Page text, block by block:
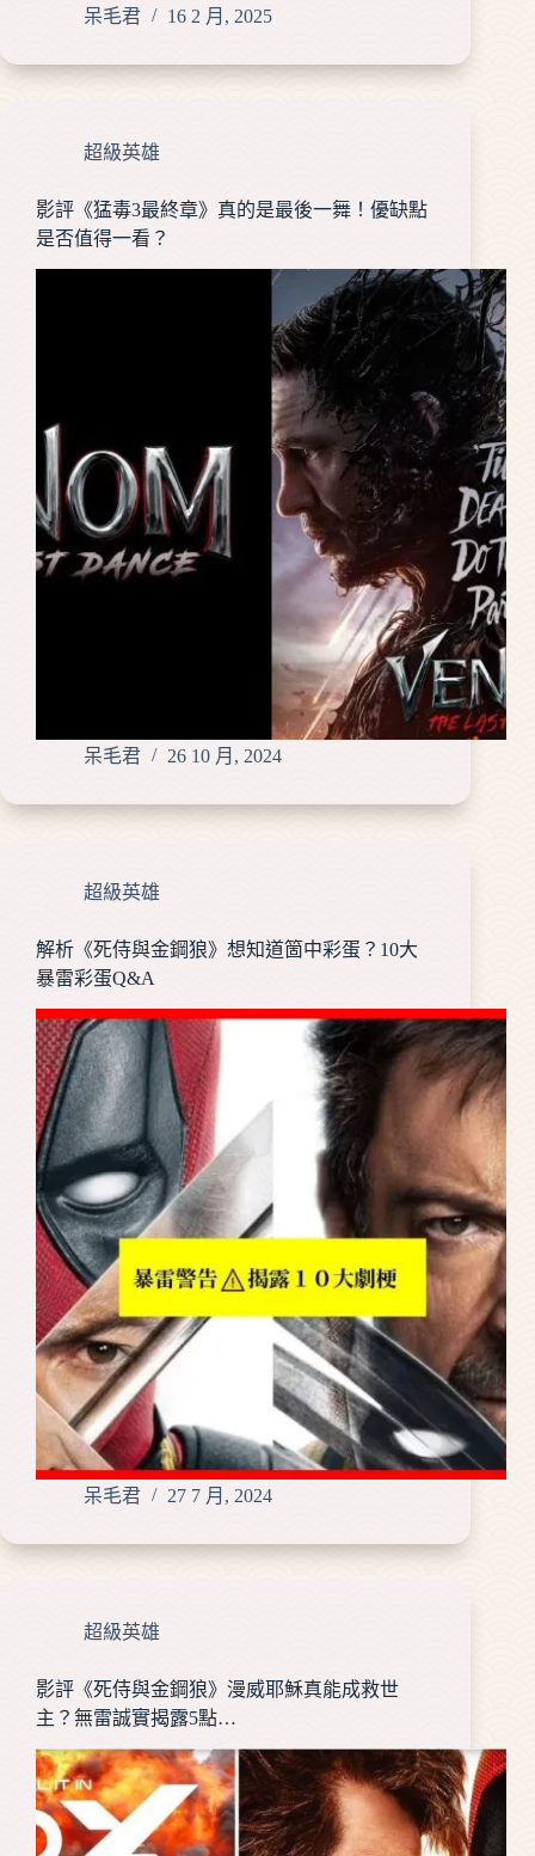
呆毛君 16 2 月, 2025
超級英雄
影評《猛毒3最終章》真的是最後一舞！優缺點
是否值得一看？
呆毛君 26 10 月, 2024
超級英雄
解析《死侍與金鋼狼》想知道箇中彩蛋？10大
暴雷彩蛋Q&A
呆毛君 27 7 月, 2024
超級英雄
影評《死侍與金鋼狼》漫威耶穌真能成救世
主？無雷誠實揭露5點…